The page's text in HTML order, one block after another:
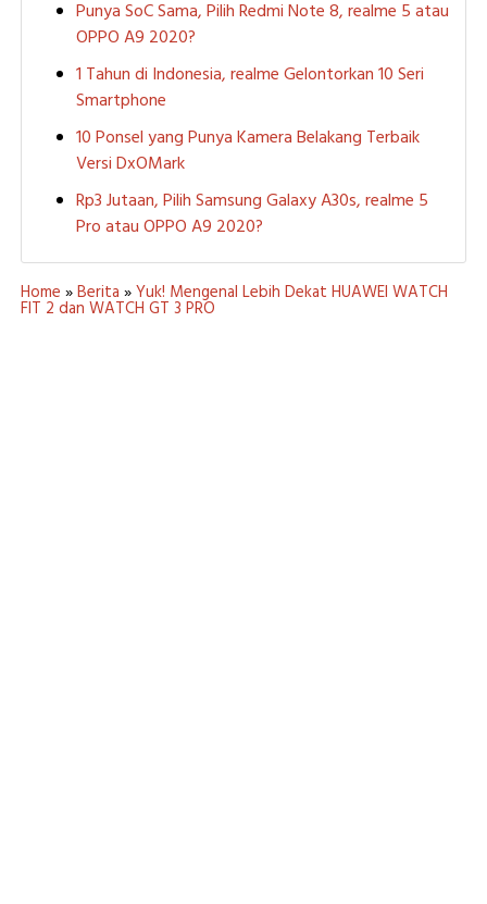
Punya SoC Sama, Pilih Redmi Note 8, realme 5 atau
OPPO A9 2020?
1 Tahun di Indonesia, realme Gelontorkan 10 Seri
Smartphone
10 Ponsel yang Punya Kamera Belakang Terbaik
Versi DxOMark
Rp3 Jutaan, Pilih Samsung Galaxy A30s, realme 5
Pro atau OPPO A9 2020?
Home »Berita »Yuk! Mengenal Lebih Dekat HUAWEI WATCH
FIT 2 dan WATCH GT 3 PRO